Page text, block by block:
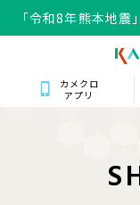
「令和8年熊本地
カメクロ
アプリ
S